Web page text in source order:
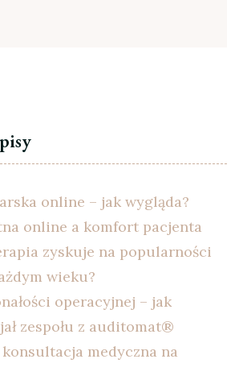
online – jak wygląda?
online a komfort pacjenta
zyskuje na popularności
wieku?
operacyjnej – jak
zespołu z auditomat®
medyczna na